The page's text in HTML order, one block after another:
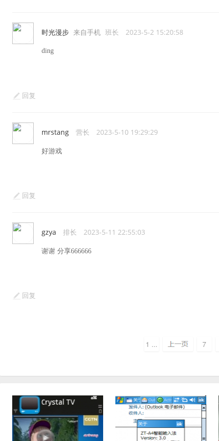
时光漫步 来自手机 班长 2023-5-2 15:20:58
ding
回复
mrstang 营长 2023-5-10 19:29:29
好游戏
回复
gzya 排长 2023-5-11 22:55:03
谢谢 分享666666
回复
1 ... 7